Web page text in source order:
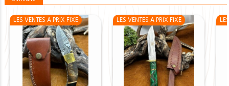
LES VENTES A PRIX FIXE LES VENTES A PRIX FIXE